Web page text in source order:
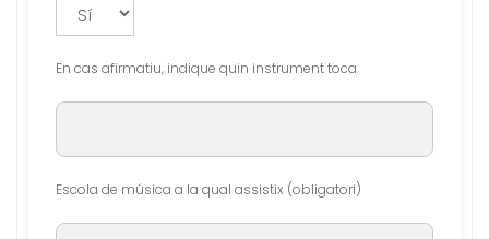
En cas afirmatiu, indique quin instrument toca
Escola de música a la qual assistix (obligatori)